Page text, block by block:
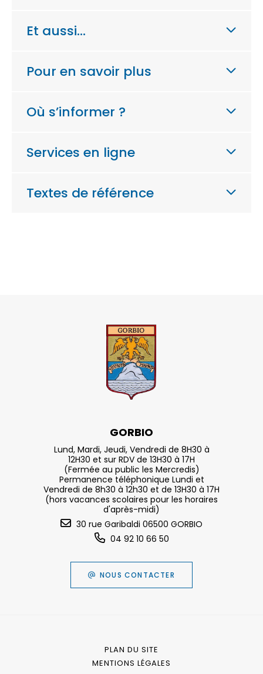
Et aussi…
Pour en savoir plus
Où s’informer ?
Services en ligne
Textes de référence
GORBIO
Lund, Mardi, Jeudi, Vendredi de 8H30 à
12H30 et sur RDV de 13H30 à 17H
(Fermée au public les Mercredis)
Permanence téléphonique Lundi et
Vendredi de 8h30 à 12h30 et de 13H30 à 17H
(hors vacances scolaires pour les horaires
d'après-midi)
30 rue Garibaldi 06500 GORBIO
04 92 10 66 50
NOUS CONTACTER
PLAN DU SITE
MENTIONS LÉGALES